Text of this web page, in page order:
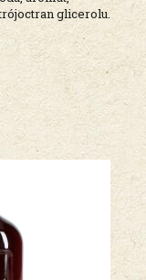
glicerolu.